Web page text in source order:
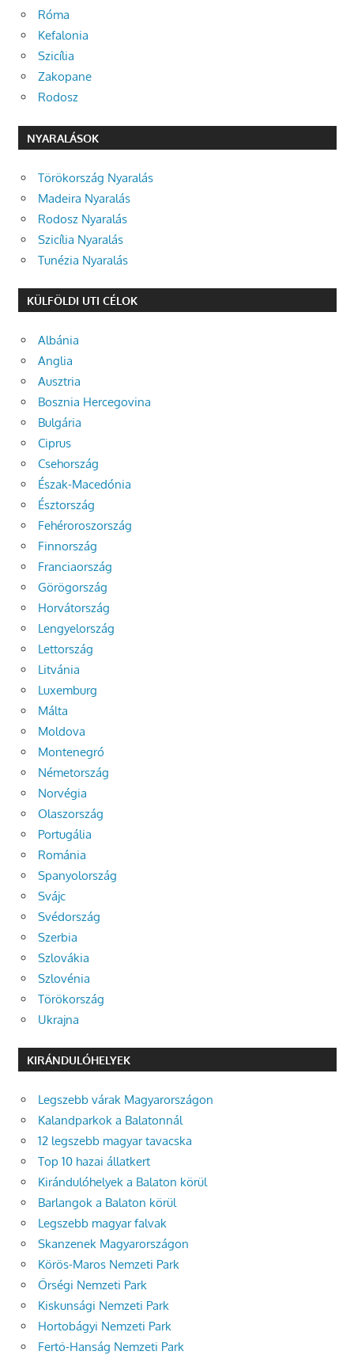
Róma
Kefalonia
Szicília
Zakopane
Rodosz
NYARALÁSOK
Törökország Nyaralás
Madeira Nyaralás
Rodosz Nyaralás
Szicília Nyaralás
Tunézia Nyaralás
KÜLFÖLDI UTI CÉLOK
Albánia
Anglia
Ausztria
Bosznia Hercegovina
Bulgária
Ciprus
Csehország
Észak-Macedónia
Észtország
Fehéroroszország
Finnország
Franciaország
Görögország
Horvátország
Lengyelország
Lettország
Litvánia
Luxemburg
Málta
Moldova
Montenegró
Németország
Norvégia
Olaszország
Portugália
Románia
Spanyolország
Svájc
Svédország
Szerbia
Szlovákia
Szlovénia
Törökország
Ukrajna
KIRÁNDULÓHELYEK
Legszebb várak Magyarországon
Kalandparkok a Balatonnál
12 legszebb magyar tavacska
Top 10 hazai állatkert
Kirándulóhelyek a Balaton körül
Barlangok a Balaton körül
Legszebb magyar falvak
Skanzenek Magyarországon
Körös-Maros Nemzeti Park
Őrségi Nemzeti Park
Kiskunsági Nemzeti Park
Hortobágyi Nemzeti Park
Fertő-Hanság Nemzeti Park